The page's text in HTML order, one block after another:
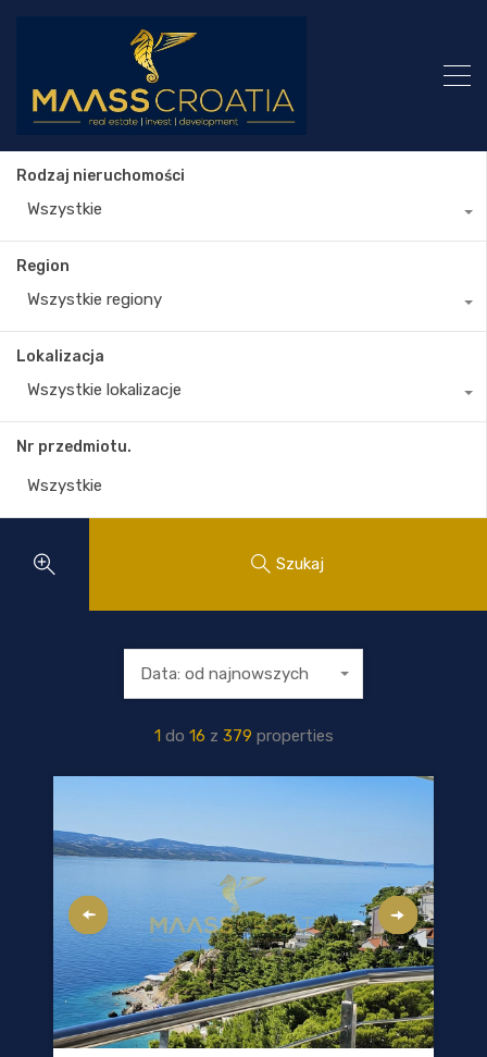
Rodzaj nieruchomości
Wszystkie
Region
Wszystkie regiony
Lokalizacja
Wszystkie lokalizacje
Nr przedmiotu.
Szukaj
1 do 16 z 379 properties
Data: od najnowszych